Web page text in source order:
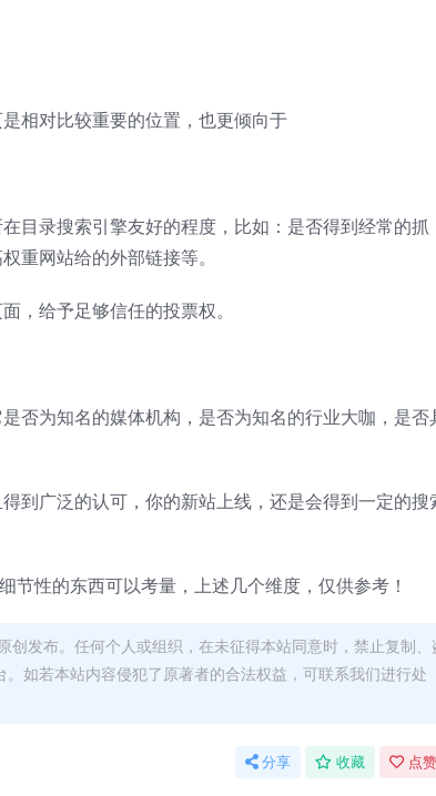
相对比较重要的位置，也更倾向于
目录搜索引擎友好的程度，比如：是否得到经常的抓
重网站给的外部链接等。
，给予足够信任的投票权。
否为知名的媒体机构，是否为知名的行业大咖，是否
到广泛的认可，你的新站上线，还是会得到一定的搜
节性的东西可以考量，上述几个维度，仅供参考！
发布。任何个人或组织，在未征得本站同意时，禁止复制、
如若本站内容侵犯了原著者的合法权益，可联系我们进行处
分享 收藏 点